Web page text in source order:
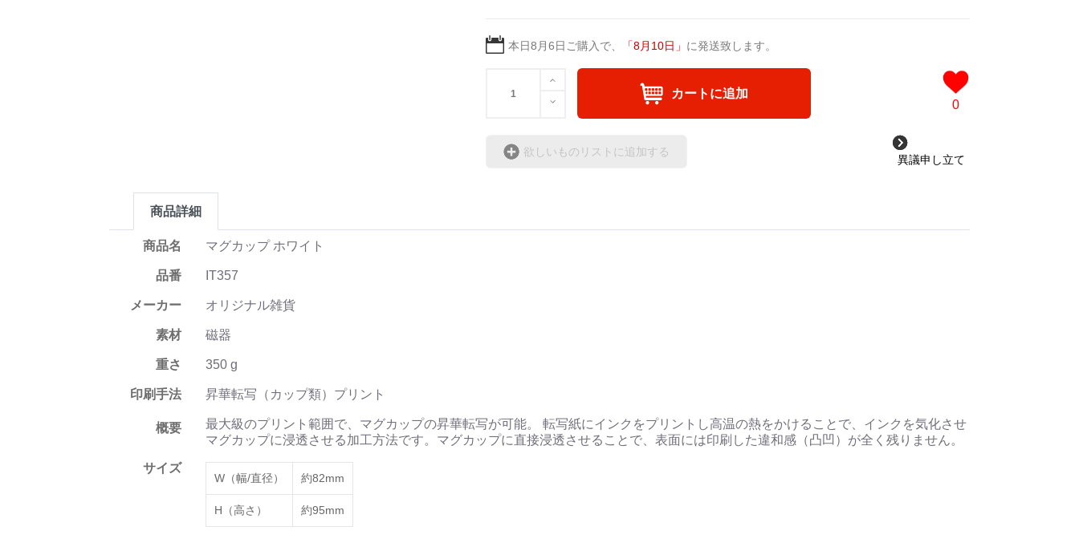
本日8月6日 ご購入で、 「8月10日 」 に発送致します。
カートに追加
0
欲しいものリストに追加する
異議申し立て
商品詳細
商品名 マグカップ ホワイト
品番 IT357
メーカー オリジナル雑貨
素材 磁器
重さ 350 g
印刷手法 昇華転写（カップ類）プリント
概要
最大級のプリント範囲で、マグカップの昇華転写が可能。 転写紙にインクをプリントし高温の熱をかけることで、インクを気化させ
マグカップに浸透させる加工方法です。マグカップに直接浸透させることで、表面には印刷した違和感（凸凹）が全く残りません。
サイズ
W（幅/直径） 約82mm
H（高さ） 約95mm